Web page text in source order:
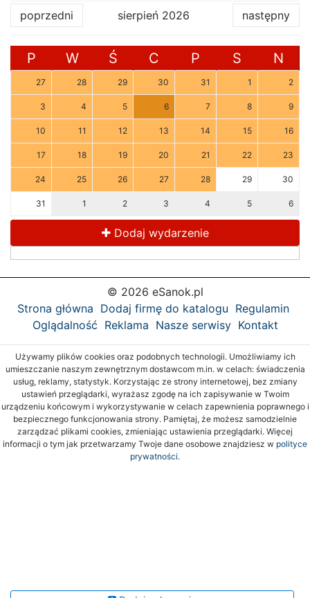
poprzedni sierpień 2026 następny
P W Ś C P S N
27 28 29 30 31 1 2
3 4 5 6 7 8 9
10 11 12 13 14 15 16
17 18 19 20 21 22 23
24 25 26 27 28 29 30
31 1 2 3 4 5 6
Dodaj wydarzenie
© 2026 eSanok.pl
Strona główna Dodaj firmę do katalogu Regulamin
Oglądalność Reklama Nasze serwisy Kontakt
Używamy plików cookies oraz podobnych technologii. Umożliwiamy ich
umieszczanie naszym zewnętrznym dostawcom m.in. w celach: świadczenia
usług, reklamy, statystyk. Korzystając ze strony internetowej, bez zmiany
ustawień przeglądarki, wyrażasz zgodę na ich zapisywanie w Twoim
urządzeniu końcowym i wykorzystywanie w celach zapewnienia poprawnego i
bezpiecznego funkcjonowania strony. Pamiętaj, że możesz samodzielnie
zarządzać plikami cookies, zmieniając ustawienia przeglądarki. Więcej
informacji o tym jak przetwarzamy Twoje dane osobowe znajdziesz w polityce
prywatności.